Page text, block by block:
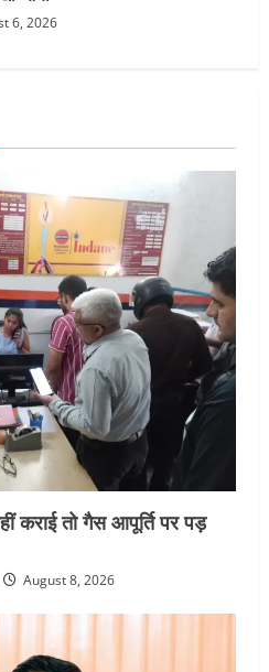
8, 2026
के पशुपालकों को भी गाय एवं भैंस
अनुदान, मजदूरी संहिता
2026 को मिली मंजूरी
7, 2026
NEWS
राष्ट्रीय हथकरघा दिवस के अवसर पर
दिवसीय प्रदर्शनी का आयोजन किया
7, 2026
NEWS
जिला निर्वाचन अधिकारी ने
क्षेत्र के पोलिंग बूथों का
कर एसआईआर आपत्ति निस्तारण
व्यवस्थाओं का लिया जायजा
6, 2026
NEWS
पुरस्कार के लिए 13 वीरांगनाओं का
आर्या
कराई तो गैस आपूर्ति पर पड़
August 8, 2026